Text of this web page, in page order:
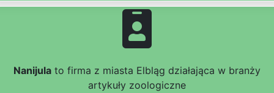
Nanijula to firma z miasta Elbląg działająca w branży
artykuły zoologiczne